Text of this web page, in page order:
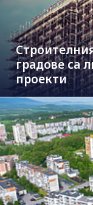
градове са
проекти